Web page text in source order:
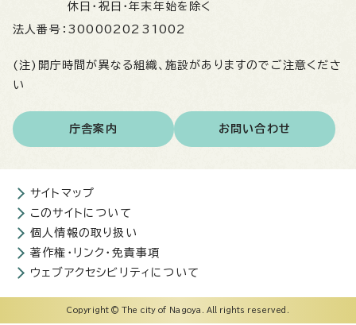
休日・祝日・年末年始を除く
法人番号： 3000020231002
(注)開庁時間が異なる組織、施設がありますのでご注意くださ
い
庁舎案内 お問い合わせ
サイトマップ
このサイトについて
個人情報の取り扱い
著作権・リンク・免責事項
ウェブアクセシビリティについて
Copyright © The city of Nagoya. All rights reserved.